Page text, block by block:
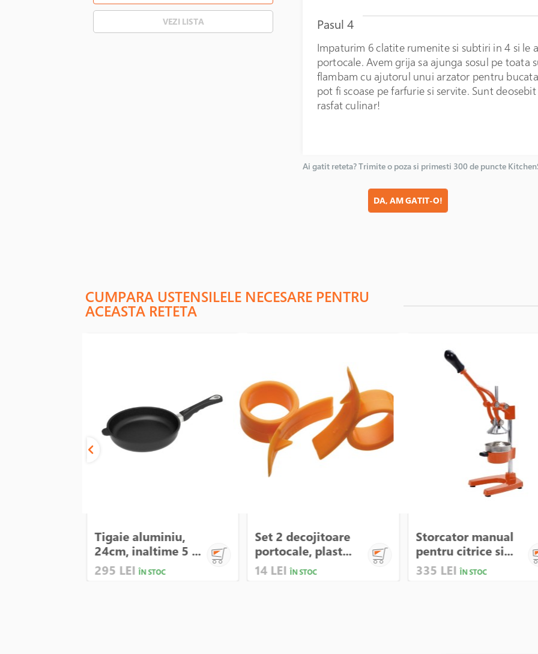
VEZI LISTA Pasul 4
Impaturim 6 clatite rumenite si subtiri in 4 si le
portocale. Avem grija sa ajunga sosul pe
flambam cu ajutorul unui arzator pentru
pot fi scoase pe farfurie si servite. Sunt
rasfat culinar!
Ai gatit reteta? Trimite o poza si primesti 300 de puncte
DA, AM GATIT-O!
CUMPARA USTENSILELE NECESARE PENTRU
ACEASTA RETETA
Tigaie aluminiu,
24cm, inaltime 5 ...
295 LEI ÎN STOC
Set 2 decojitoare
portocale, plast...
14 LEIÎN STOC
Storcator manual
pentru citrice si...
335 LEI ÎN STOC